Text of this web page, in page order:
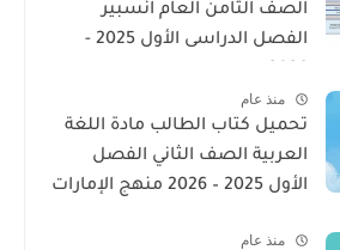
الصف الثامن العام انسبير
الفصل الدراسى الأول 2025 -
منذ عام
تحميل كتاب الطالب مادة اللغة
العربية الصف الثاني الفصل
الأول 2025 – 2026 منهج الإمارات
منذ عام